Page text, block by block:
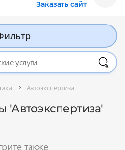
Заказать сайт
Автоэкспертиза
'Автоэкспертиза'
также